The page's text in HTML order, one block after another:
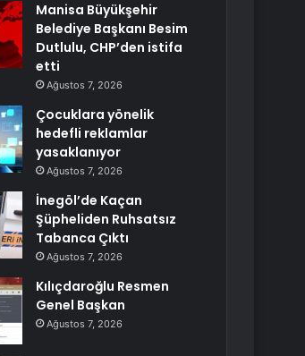
Manisa Büyükşehir
Belediye Başkanı Besim
Dutlulu, CHP’den istifa
etti
Ağustos 7, 2026
Çocuklara yönelik
hedefli reklamlar
yasaklanıyor
Ağustos 7, 2026
İnegöl’de Kaçan
Şüpheliden Ruhsatsız
Tabanca Çıktı
Ağustos 7, 2026
Kılıçdaroğlu Resmen
Genel Başkan
Ağustos 7, 2026